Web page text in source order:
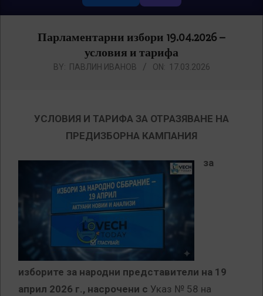
Парламентарни избори 19.04.2026 –
условия и тарифа
BY: ПАВЛИН ИВАНОВ ON: 17.03.2026
УСЛОВИЯ И ТАРИФА ЗА ОТРАЗЯВАНЕ НА
ПРЕДИЗБОРНА КАМПАНИЯ
за
изборите за народни представители на 19
април 2026 г., насрочени с Указ № 58 на